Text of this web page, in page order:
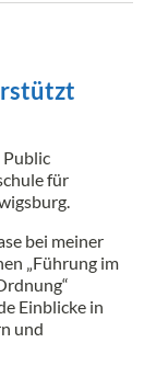
Public
für
bei meiner
„Führung im
Einblicke in
und